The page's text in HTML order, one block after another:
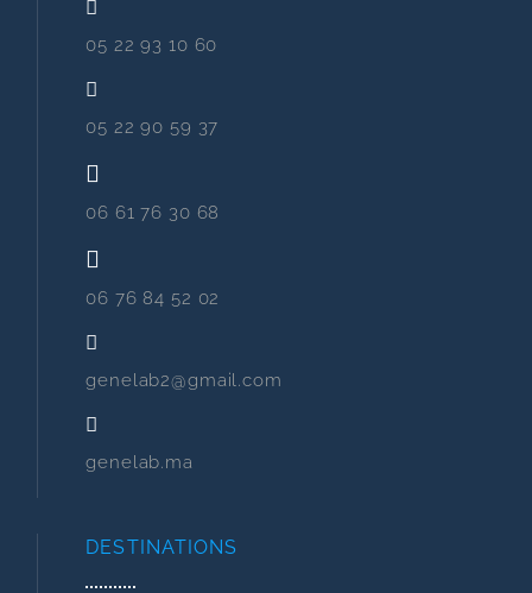
05 22 93 10 60
05 22 90 59 37
06 61 76 30 68
06 76 84 52 02
genelab2@gmail.com
genelab.ma
DESTINATIONS